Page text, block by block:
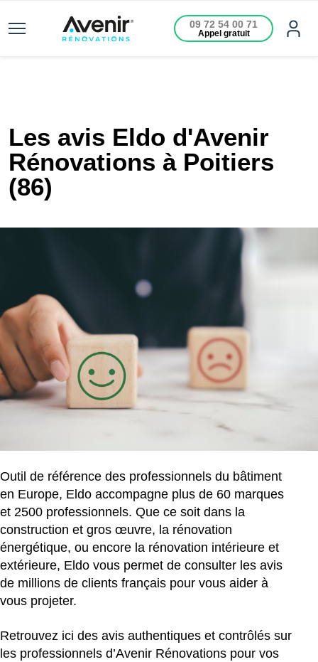
09 72 54 00 71
Appel gratuit
Les avis Eldo d'Avenir
Rénovations à Poitiers
(86)
Outil de référence des professionnels du bâtiment
en Europe, Eldo accompagne plus de 60 marques
et 2500 professionnels. Que ce soit dans la
construction et gros œuvre, la rénovation
énergétique, ou encore la rénovation intérieure et
extérieure, Eldo vous permet de consulter les avis
de millions de clients français pour vous aider à
vous projeter.
Retrouvez ici des avis authentiques et contrôlés sur
les professionnels d’Avenir Rénovations pour vos